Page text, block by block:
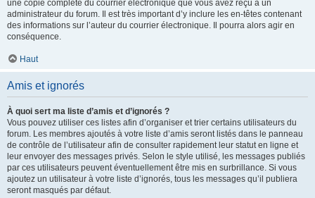
une copie complète du courrier électronique que vous avez reçu à un
administrateur du forum. Il est très important d’y inclure les en-têtes contenant
des informations sur l’auteur du courrier électronique. Il pourra alors agir en
conséquence.
Haut
Amis et ignorés
À quoi sert ma liste d’amis et d’ignorés ?
Vous pouvez utiliser ces listes afin d’organiser et trier certains utilisateurs du
forum. Les membres ajoutés à votre liste d’amis seront listés dans le panneau
de contrôle de l’utilisateur afin de consulter rapidement leur statut en ligne et
leur envoyer des messages privés. Selon le style utilisé, les messages publiés
par ces utilisateurs peuvent éventuellement être mis en surbrillance. Si vous
ajoutez un utilisateur à votre liste d’ignorés, tous les messages qu’il publiera
seront masqués par défaut.